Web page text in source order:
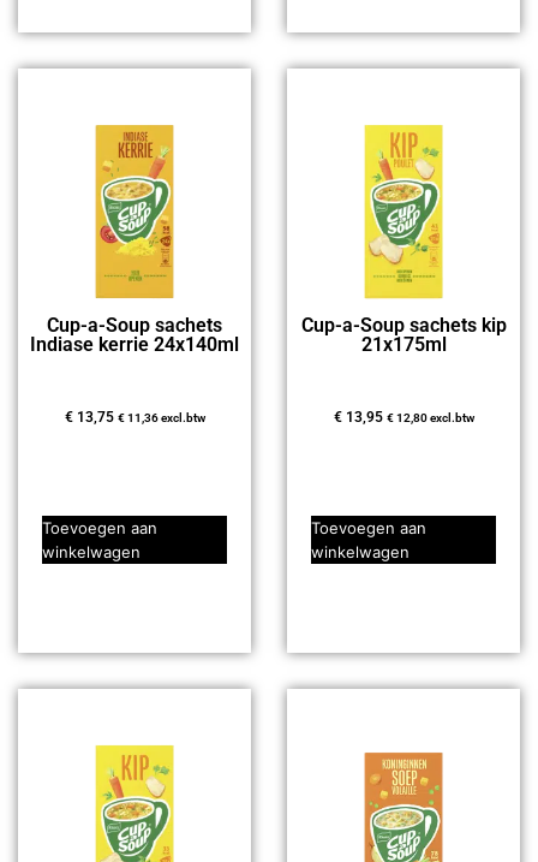
Cup-a-Soup sachets
Indiase kerrie 24x140ml
€13,75 €11,36excl.btw
Toevoegen aan
winkelwagen
Cup-a-Soup sachets kip
21x175ml
€13,95 €12,80excl.btw
Toevoegen aan
winkelwagen